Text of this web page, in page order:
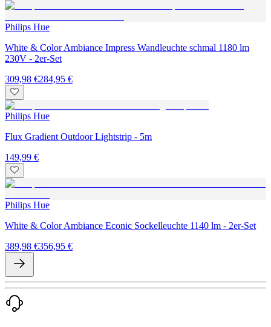
Philips Hue
White & Color Ambiance Impress Wandleuchte schmal 1180 lm
230V - 2er-Set
309,98 €284,95 €
Philips Hue
Flux Gradient Outdoor Lightstrip - 5m
149,99 €
Philips Hue
White & Color Ambiance Econic Sockelleuchte 1140 lm - 2er-Set
389,98 €356,95 €